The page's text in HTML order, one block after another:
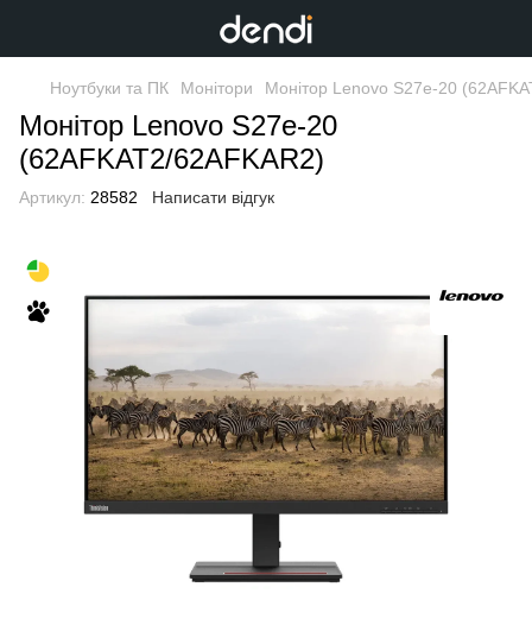
Ноутбуки та ПК Монітори Монітор Lenovo S27e-20
Монітор Lenovo S27e-20
(62AFKAT2/62AFKAR2)
Артикул: 28582 Написати відгук